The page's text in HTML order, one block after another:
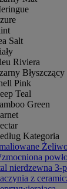
Salt
Riviera
Błyszczący
Pink
Teal
Green
Kategoria
nierdzewna 3-
z